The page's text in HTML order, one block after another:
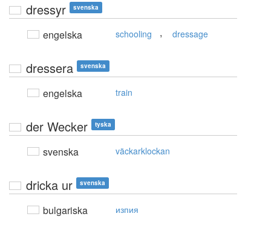
dressyr svenska
engelska schooling , dressage
dressera svenska
engelska train
der Wecker tyska
svenska väckarklockan
dricka ur svenska
bulgariska изпия